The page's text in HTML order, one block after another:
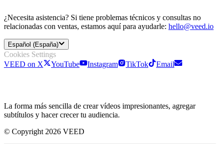
¿Necesita asistencia? Si tiene problemas técnicos y consultas no
relacionadas con ventas, estamos aquí para ayudarle: hello@veed.io
Español (España)
Cookies Settings
VEED on X
YouTube Instagram TikTok Email
La forma más sencilla de crear vídeos impresionantes, agregar
subtítulos y hacer crecer tu audiencia.
© Copyright 2026 VEED